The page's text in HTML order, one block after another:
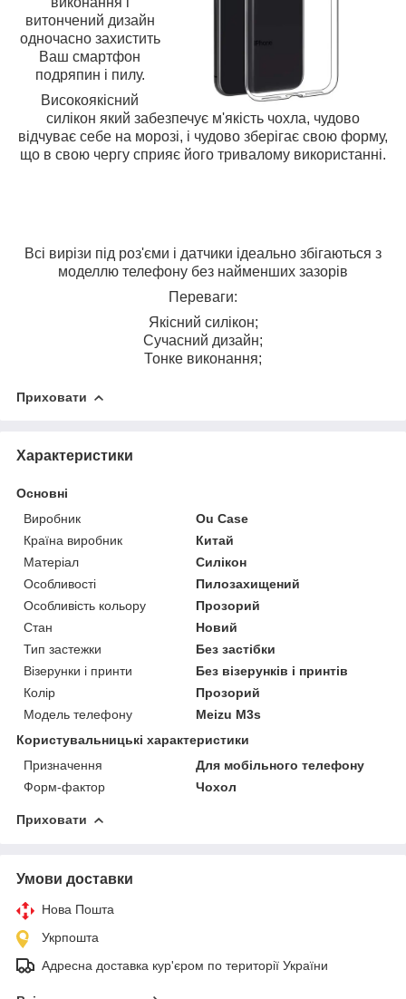
витончений дизайн
одночасно захистить
Ваш смартфон
подряпин і пилу.
Високоякісний
силікон який забезпечує м'якість чохла, чудово
відчуває себе на морозі, і чудово зберігає свою форму,
що в свою чергу сприяє його тривалому використанні.
Всі вирізи під роз'єми і датчики ідеально збігаються з
моделлю телефону без найменших зазорів
Переваги:
Якісний силікон;
Сучасний дизайн;
Тонке виконання;
Приховати
Характеристики
Основні
Виробник
Ou Case
Країна виробник
Китай
Матеріал
Силікон
Особливості
Пилозахищений
Особливість кольору
Прозорий
Стан
Новий
Тип застежки
Без застібки
Візерунки і принти
Без візерунків і принтів
Колір
Прозорий
Модель телефону
Meizu M3s
Користувальницькі характеристики
Призначення
Для мобільного телефону
Форм-фактор
Чохол
Приховати
Умови доставки
Нова Пошта
Укрпошта
Адресна доставка кур'єром по території України